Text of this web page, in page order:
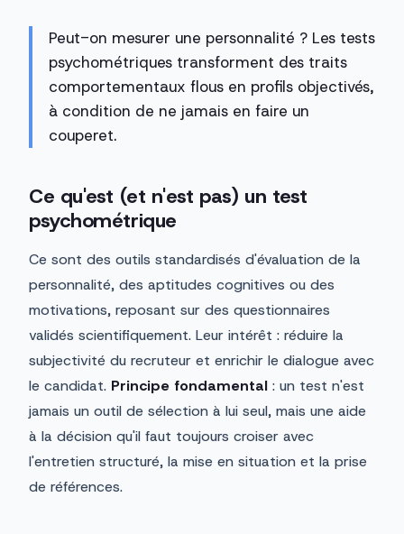
Peut-on mesurer une personnalité ? Les tests
psychométriques transforment des traits
comportementaux flous en profils objectivés,
à condition de ne jamais en faire un
couperet.
Ce qu'est (et n'est pas) un test
psychométrique
Ce sont des outils standardisés d'évaluation de la
personnalité, des aptitudes cognitives ou des
motivations, reposant sur des questionnaires
validés scientifiquement. Leur intérêt : réduire la
subjectivité du recruteur et enrichir le dialogue avec
le candidat. Principe fondamental : un test n'est
jamais un outil de sélection à lui seul, mais une aide
à la décision qu'il faut toujours croiser avec
l'entretien structuré, la mise en situation et la prise
de références.